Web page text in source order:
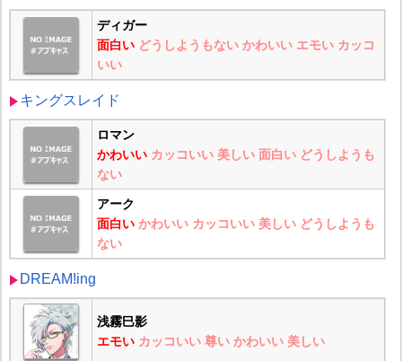
ディガー
面白い どうしようもない かわいい エモい カッコ
いい
キングスレイド
ロマン
かわいい カッコいい 美しい 面白い どうしようも
ない
アーク
面白い かわいい カッコいい 美しい どうしようも
ない
DREAM!ing
浅霧巳影
エモい カッコいい 尊い かわいい 美しい